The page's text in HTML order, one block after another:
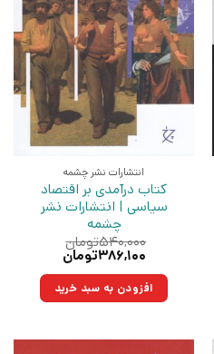
انتشارات نشر چشمه
کتاب درآمدی بر اقتصاد
سیاسی | انتشارات نشر
چشمه
۵۴۰,۰۰۰تومان
قیمت
۵۴۰,۰۰۰تومان
بود.
۳۸۶,۱۰۰تومان
۳۸۶,۱۰۰تومان.افزودن به سبد خرید